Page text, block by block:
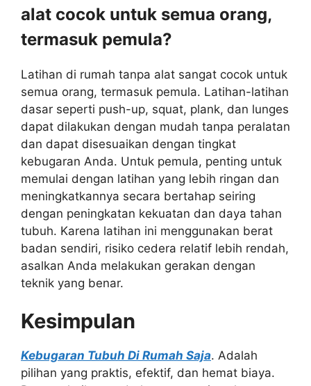
alat cocok untuk semua orang,
termasuk pemula?
Latihan di rumah tanpa alat sangat cocok untuk
semua orang, termasuk pemula. Latihan-latihan
dasar seperti push-up, squat, plank, dan lunges
dapat dilakukan dengan mudah tanpa peralatan
dan dapat disesuaikan dengan tingkat
kebugaran Anda. Untuk pemula, penting untuk
memulai dengan latihan yang lebih ringan dan
meningkatkannya secara bertahap seiring
dengan peningkatan kekuatan dan daya tahan
tubuh. Karena latihan ini menggunakan berat
badan sendiri, risiko cedera relatif lebih rendah,
asalkan Anda melakukan gerakan dengan
teknik yang benar.
Kesimpulan
Kebugaran Tubuh Di Rumah Saja. Adalah
pilihan yang praktis, efektif, dan hemat biaya.